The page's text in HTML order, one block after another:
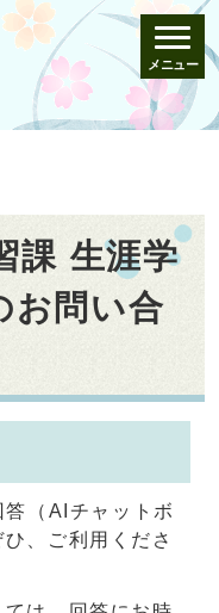
メニュー
課 生涯学
お問い合
（AIチャットボ
、ご利用くださ